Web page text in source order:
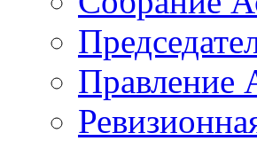
Правление